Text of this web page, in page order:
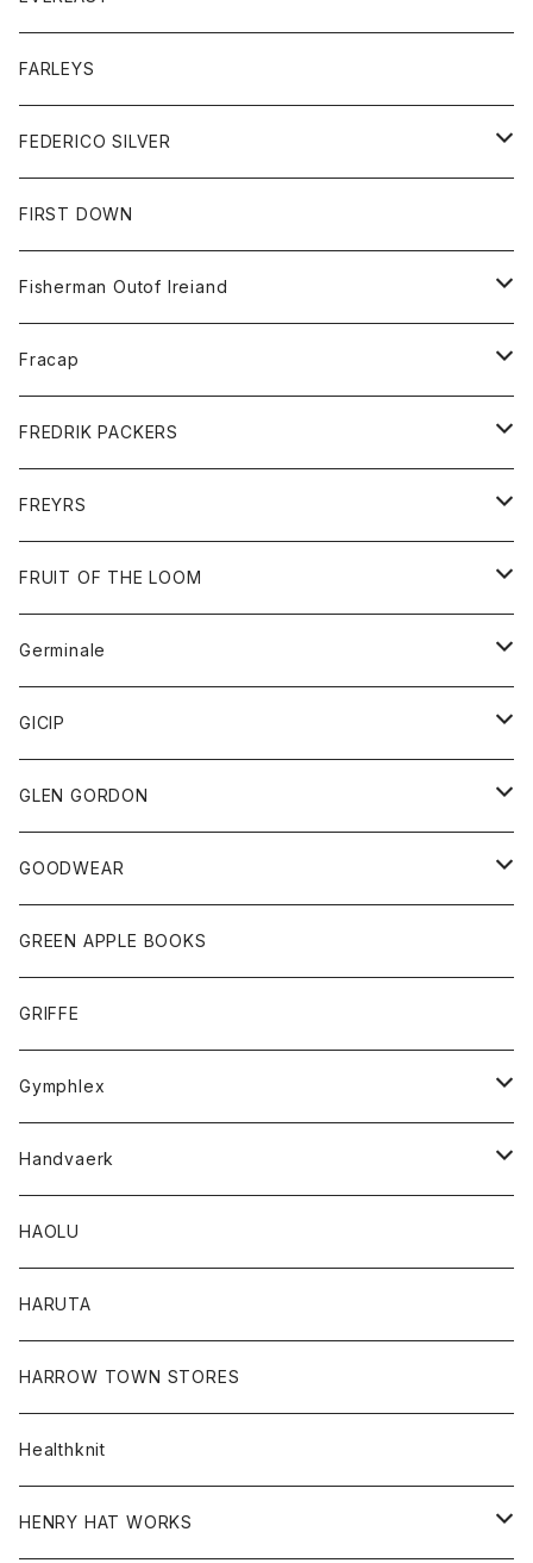
シャツ
セーター
ボトム
ショートパンツ
パンツ
レディース
コート
ジャケット
Tシャツ
ボトム
トップス
ジャケット
スエットシャツ
ボトム
スエットパンツ
グッズ
帽子
FARLEYS
FEDERICO SILVER
アクセサリー
FIRST DOWN
Fisherman Outof Ireiand
ニット
Fracap
グッズ
靴
FREDRIK PACKERS
アクセサリー
バッグ
FREYRS
サングラス
FRUIT OF THE LOOM
アウター
パーカー
グッズ
ネクタイ
チーフ
トップス
シャツ
タンクトップ
ボトム
ショートパンツ
スカート
レディース
スカート
Tシャツ
Germinale
靴
サンダル
GICIP
トップス
Tシャツ
GLEN GORDON
グッズ
手袋
GOODWEAR
トップス
Tシャツ
GREEN APPLE BOOKS
GRIFFE
Gymphlex
アウター
カーディガン
コート
トップス
シャツ
スウェット
レディース
カーディガン
コート
ボトム
パンツ
Handvaerk
トップス
Tシャツ
ロンTEE
HAOLU
HARUTA
HARROW TOWN STORES
Healthknit
HENRY HAT WORKS